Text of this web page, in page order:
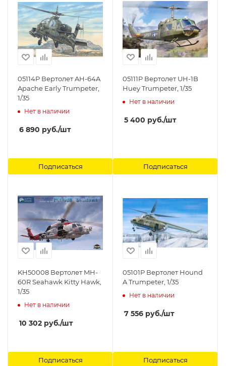
05114P Вертолет AH-64A
Apache Early Trumpeter,
1/35
Нет в наличии
6 890 руб./шт
Подписаться
05111P Вертолет UH-1B
Huey Trumpeter, 1/35
Нет в наличии
5 400 руб./шт
Подписаться
KH50008 Вертолет MH-
60R Seahawk Kitty Hawk,
1/35
Нет в наличии
10 302 руб./шт
Подписаться
05101P Вертолет Hound
A Trumpeter, 1/35
Нет в наличии
7 556 руб./шт
Подписаться